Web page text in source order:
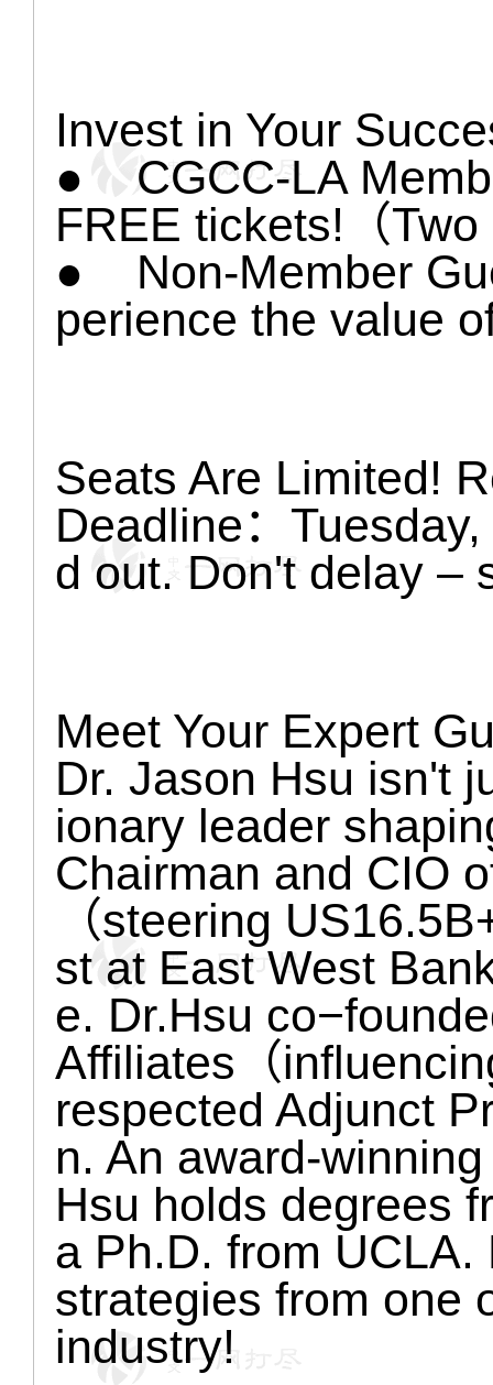
Invest in Your
● CGCC-LA
FREE tickets!（
● Non-Member
perience the value
Seats Are Limited!
Deadline：
d out. Don't delay –
Meet Your Expert
Dr. Jason Hsu isn't
ionary leader
Chairman and CIO
（steering
st at East West
e. Dr.Hsu
Affiliates（
respected Adjunct
n. An award-
Hsu holds degrees
a Ph.D. from
strategies from one
industry!